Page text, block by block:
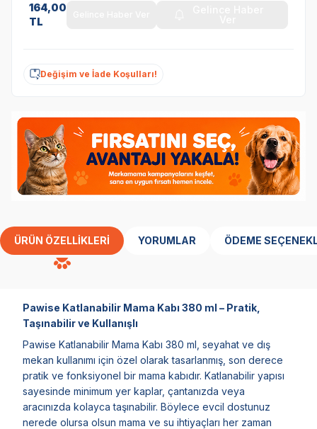
164,00
TL
Değişim ve İade Koşulları!
ÜRÜN ÖZELLIKLERI YORUMLAR ÖDEME
Pawise Katlanabilir Mama Kabı 380 ml – Pratik,
Taşınabilir ve Kullanışlı
Pawise Katlanabilir Mama Kabı 380 ml, seyahat ve dış
mekan kullanımı için özel olarak tasarlanmış, son derece
pratik ve fonksiyonel bir mama kabıdır. Katlanabilir yapısı
sayesinde minimum yer kaplar, çantanızda veya
aracınızda kolayca taşınabilir. Böylece evcil dostunuz
nerede olursa olsun mama ve su ihtiyaçları her zaman